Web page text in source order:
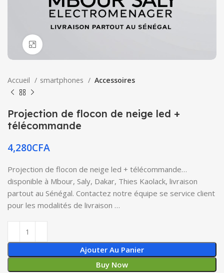
Accueil smartphones Accessoires
Projection de flocon de neige led +
télécommande
4,280CFA
Projection de flocon de neige led + télécommande…
disponible à Mbour, Saly, Dakar, Thies Kaolack, livraison
partout au Sénégal. Contactez notre équipe se service client
pour les modalités de livraison …
Ajouter Au Panier
Buy Now